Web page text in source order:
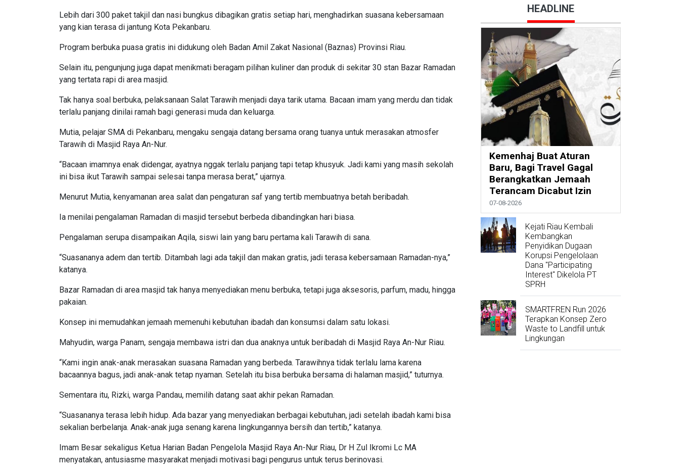
Lebih dari 300 paket takjil dan nasi bungkus dibagikan gratis setiap hari, menghadirkan suasana kebersamaan
yang kian terasa di jantung Kota Pekanbaru.
Program berbuka puasa gratis ini didukung oleh Badan Amil Zakat Nasional (Baznas) Provinsi Riau.
Selain itu, pengunjung juga dapat menikmati beragam pilihan kuliner dan produk di sekitar 30 stan Bazar Ramadan
yang tertata rapi di area masjid.
Tak hanya soal berbuka, pelaksanaan Salat Tarawih menjadi daya tarik utama. Bacaan imam yang merdu dan tidak
terlalu panjang dinilai ramah bagi generasi muda dan keluarga.
Mutia, pelajar SMA di Pekanbaru, mengaku sengaja datang bersama orang tuanya untuk merasakan atmosfer
Tarawih di Masjid Raya An-Nur.
“Bacaan imamnya enak didengar, ayatnya nggak terlalu panjang tapi tetap khusyuk. Jadi kami yang masih sekolah
ini bisa ikut Tarawih sampai selesai tanpa merasa berat,” ujarnya.
Menurut Mutia, kenyamanan area salat dan pengaturan saf yang tertib membuatnya betah beribadah.
Ia menilai pengalaman Ramadan di masjid tersebut berbeda dibandingkan hari biasa.
Pengalaman serupa disampaikan Aqila, siswi lain yang baru pertama kali Tarawih di sana.
“Suasananya adem dan tertib. Ditambah lagi ada takjil dan makan gratis, jadi terasa kebersamaan Ramadan-nya,”
katanya.
Bazar Ramadan di area masjid tak hanya menyediakan menu berbuka, tetapi juga aksesoris, parfum, madu, hingga
pakaian.
Konsep ini memudahkan jemaah memenuhi kebutuhan ibadah dan konsumsi dalam satu lokasi.
Mahyudin, warga Panam, sengaja membawa istri dan dua anaknya untuk beribadah di Masjid Raya An-Nur Riau.
“Kami ingin anak-anak merasakan suasana Ramadan yang berbeda. Tarawihnya tidak terlalu lama karena
bacaannya bagus, jadi anak-anak tetap nyaman. Setelah itu bisa berbuka bersama di halaman masjid,” tuturnya.
Sementara itu, Rizki, warga Pandau, memilih datang saat akhir pekan Ramadan.
“Suasananya terasa lebih hidup. Ada bazar yang menyediakan berbagai kebutuhan, jadi setelah ibadah kami bisa
sekalian berbelanja. Anak-anak juga senang karena lingkungannya bersih dan tertib,” katanya.
Imam Besar sekaligus Ketua Harian Badan Pengelola Masjid Raya An-Nur Riau, Dr H Zul Ikromi Lc MA
menyatakan, antusiasme masyarakat menjadi motivasi bagi pengurus untuk terus berinovasi.
HEADLINE
Kemenhaj Buat Aturan
Baru, Bagi Travel Gagal
Berangkatkan Jemaah
Terancam Dicabut Izin
07-08-2026
Kejati Riau Kembali
Kembangkan
Penyidikan Dugaan
Korupsi Pengelolaan
Dana "Participating
Interest" Dikelola PT
SPRH
SMARTFREN Run 2026
Terapkan Konsep Zero
Waste to Landfill untuk
Lingkungan